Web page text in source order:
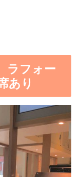
ラフォー
あり